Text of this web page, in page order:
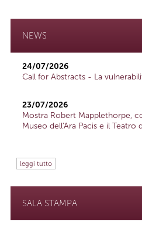
NEWS
24/07/2026
Call for Abstracts - La
23/07/2026
Mostra Robert Mapplethorpe,
Museo dell'Ara Pacis e il Teatro
leggi tutto
SALA STAMPA